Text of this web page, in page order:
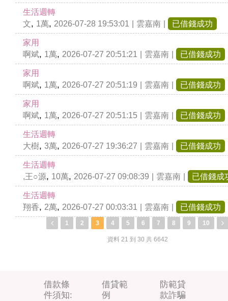
生活週轉
文, 1萬, 2026-07-28 19:53:01 雲嘉南 已借錢成功
家用
啊斌, 1萬, 2026-07-27 20:51:21 雲嘉南 已借錢成功
家用
啊斌, 1萬, 2026-07-27 20:51:19 雲嘉南 已借錢成功
家用
啊斌, 1萬, 2026-07-27 20:51:15 雲嘉南 已借錢成功
生活週轉
大樹, 3萬, 2026-07-27 19:36:27 雲嘉南 已借錢成功
生活週轉
,王○源, 10萬, 2026-07-27 09:08:39 雲嘉南 已借錢成
生活週轉
翔香, 2萬, 2026-07-27 00:03:31 雲嘉南 已借錢成功
1 2 3 4 5 6 7 8 9 10
資料 21 到 30 共 6642
借款條
件須知:
借貸範
例
防範貸
款詐騙